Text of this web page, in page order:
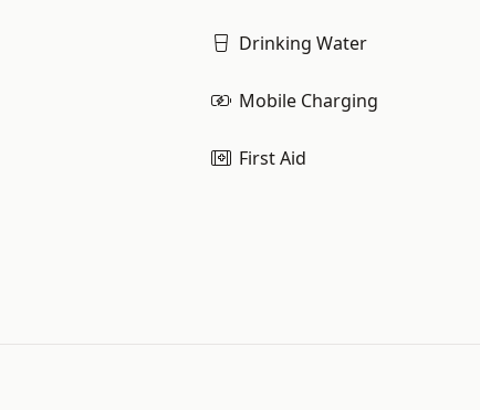
Drinking Water
Mobile Charging
First Aid